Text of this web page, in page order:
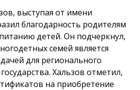
выступая от имени
благодарность родителям
детей. Он подчеркнул,
семей является
для регионального
Хальзов отметил,
на приобретение